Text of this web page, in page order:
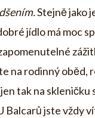
Stejně jako
jídlo má moc
na rodinný oběd,
tak na skleničku
Balcarů jste vždy